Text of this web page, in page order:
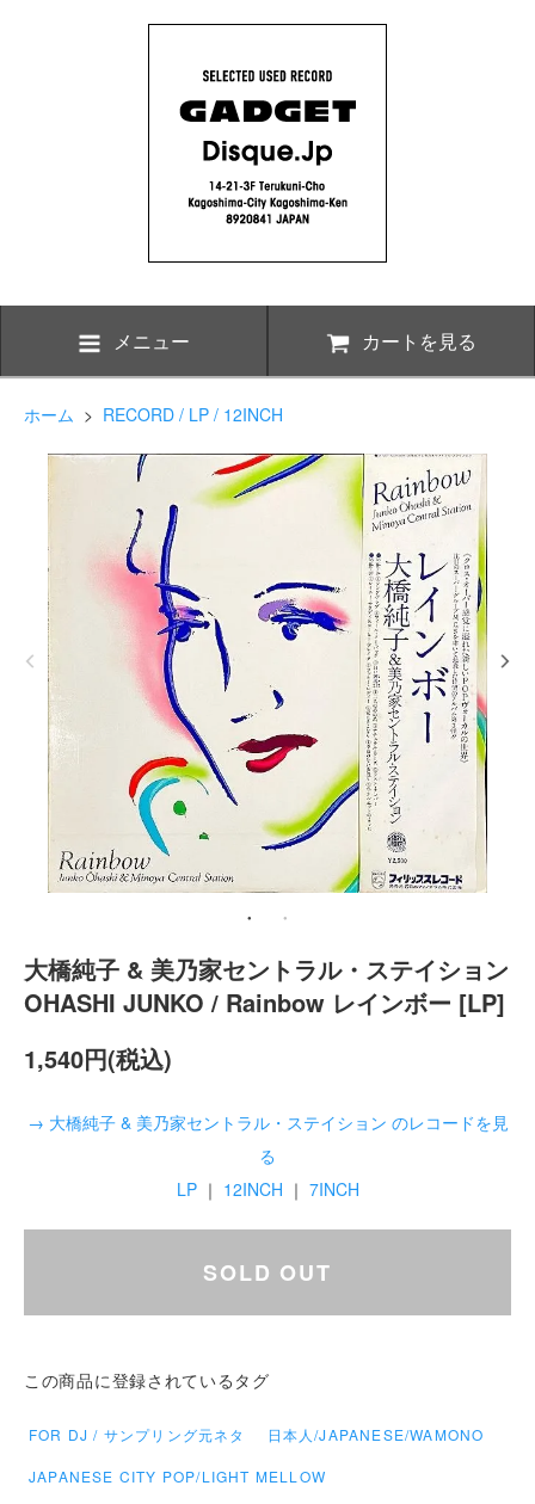
メニュー カートを見る
ホーム > RECORD / LP / 12INCH
大橋純子 & 美乃家セントラル・ステイション
OHASHI JUNKO / Rainbow レインボー [LP]
1,540円(税込)
→ 大橋純子 & 美乃家セントラル・ステイション のレコードを見
る
LP｜ 12INCH ｜ 7INCH
SOLD OUT
この商品に登録されているタグ
FOR DJ / サンプリング元ネタ 日本人/JAPANESE/WAMONO
JAPANESE CITY POP/LIGHT MELLOW